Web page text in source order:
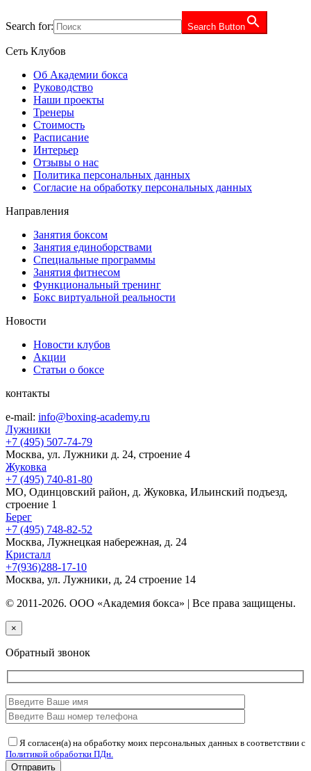
Search for: Search Button
Сеть Клубов
Об Академии бокса
Руководство
Наши проекты
Тренеры
Стоимость
Расписание
Интерьер
Отзывы о нас
Политика персональных данных
Согласие на обработку персональных данных
Направления
Занятия боксом
Занятия единоборствами
Специальные программы
Занятия фитнесом
Функциональный тренинг
Бокс виртуальной реальности
Новости
Новости клубов
Акции
Статьи о боксе
контакты
e-mail: info@boxing-academy.ru
Лужники
+7 (495) 507-74-79
Москва, ул. Лужники д. 24, строение 4
Жуковка
+7 (495) 740-81-80
МО, Одинцовский район, д. Жуковка, Ильинский подъезд,
строение 1
Берег
+7 (495) 748-82-52
Москва, Лужнецкая набережная, д. 24
Кристалл
+7(936)288-17-10
Москва, ул. Лужники, д, 24 строение 14
© 2011-2026. ООО «Академия бокса» | Все права защищены.
×
Обратный звонок
Я согласен(а) на обработку моих персональных данных в соответствии с
Политикой обработки ПДн.
Отправить